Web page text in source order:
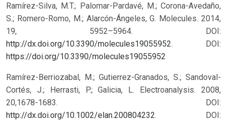
Ramírez-Silva, M.T.; Palomar-Pardavé, M.; Corona-Avedaño,
S.; Romero-Romo, M.; Alarcón-Ángeles, G. Molecules. 2014,
19, 5952–5964. DOI:
http://dx.doi.org/10.3390/molecules19055952.
DOI:
https://doi.org/10.3390/molecules19055952
Ramírez-Berriozabal, M.; Gutierrez-Granados, S.; Sandoval-
Cortés, J.; Herrasti, P.; Galicia, L. Electroanalysis. 2008,
20,1678-1683. DOI:
http://dx.doi.org/10.1002/elan.200804232.
DOI: